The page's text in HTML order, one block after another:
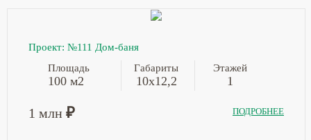
Проект: №111 Дом-баня
Площадь
100 м2
Габариты
10х12,2
Этажей
1
1 млн ₽ ПОДРОБНЕЕ